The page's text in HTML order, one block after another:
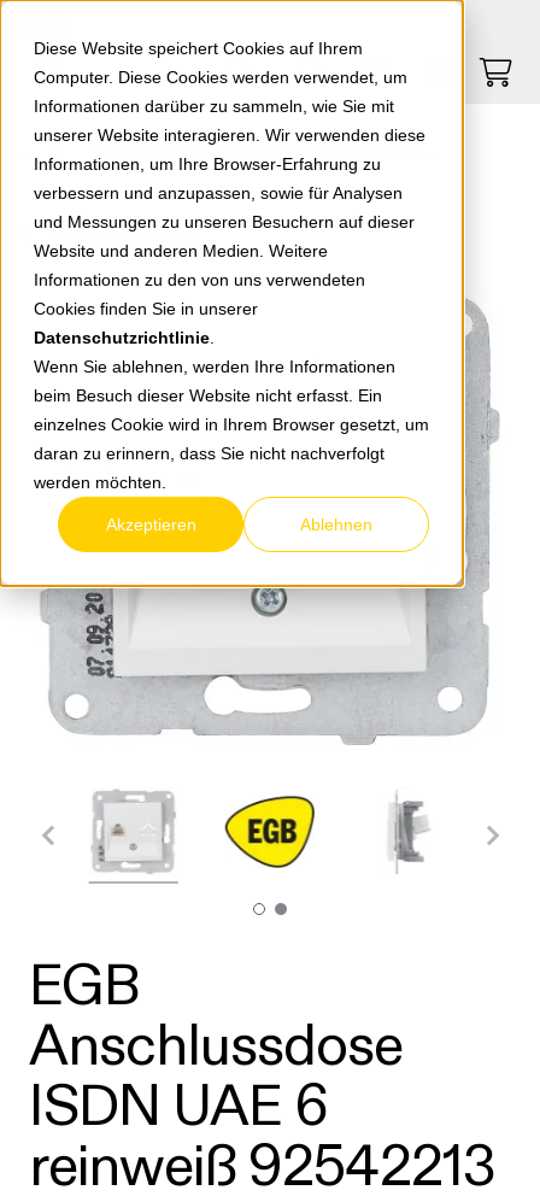
Diese Website speichert Cookies auf Ihrem
Computer. Diese Cookies werden verwendet, um
Informationen darüber zu sammeln, wie Sie mit
unserer Website interagieren. Wir verwenden diese
Informationen, um Ihre Browser-Erfahrung zu
verbessern und anzupassen, sowie für Analysen
und Messungen zu unseren Besuchern auf dieser
Website und anderen Medien. Weitere
Informationen zu den von uns verwendeten
Cookies finden Sie in unserer
Datenschutzrichtlinie
Wenn Sie ablehnen, werden Ihre Informationen
beim Besuch dieser Website nicht erfasst. Ein
einzelnes Cookie wird in Ihrem Browser gesetzt, um
daran zu erinnern, dass Sie nicht nachverfolgt
werden möchten.
Akzeptieren Ablehnen
Springe zu Hauptinhalt Springe zum Footer
0
zurück zur Übersicht
EGB
Anschlussdose
ISDN UAE 6
reinweiß 92542213